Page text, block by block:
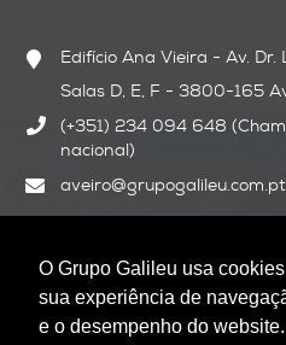
O Grupo Galileu usa
sua experiência de
e o desempenho do
Edifício Ana Vieira - Av. Dr.
Salas D, E, F - 3800-165
(+351) 234 094 648
nacional)
aveiro@grupogalileu.com.pt